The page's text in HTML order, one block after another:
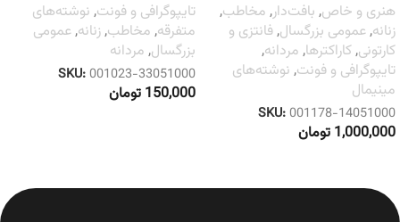
هنری و خاص, بافت‌دار, مخاطب,
زنانه,عمومی بزرگسال,فانتزی و
کارتونی,کاراکترها, مردانه,
تایپوگرافی و فونت, نوشته‌های
مینیمال
SKU:001178-14051000
1,000,000 تومان
تایپوگرافی و فونت, نوشته‌های
متفرقه, مخاطب,زنانه,عمومی
بزرگسال, مردانه
SKU:001023-33051000
150,000 تومان